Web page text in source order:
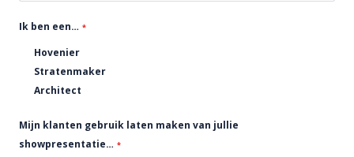
Ik ben een… *
Hovenier
Stratenmaker
Architect
Mijn klanten gebruik laten maken van jullie
showpresentatie… *